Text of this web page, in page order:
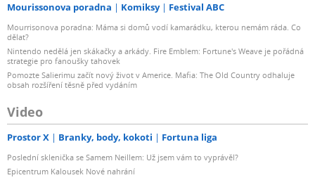
Mourissonova poradna Komiksy Festival ABC
Mourrisonova poradna: Máma si domů vodí kamarádku, kterou nemám ráda. Co
dělat?
Nintendo nedělá jen skákačky a arkády. Fire Emblem: Fortune's Weave je pořádná
strategie pro fanoušky tahovek
Pomozte Salierimu začít nový život v Americe. Mafia: The Old Country odhaluje
obsah rozšíření těsně před vydáním
Video
Prostor X Branky, body, kokoti Fortuna liga
Poslední sklenička se Samem Neillem: Už jsem vám to vyprávěl?
Epicentrum Kalousek Nové nahrání